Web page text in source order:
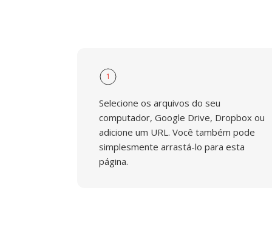
1
Selecione os arquivos do seu
computador, Google Drive, Dropbox ou
adicione um URL. Você também pode
simplesmente arrastá-lo para esta
página.